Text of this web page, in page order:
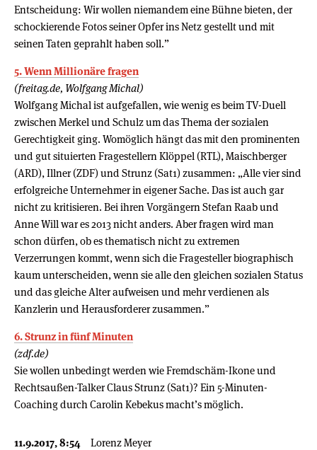
Entscheidung: Wir wollen niemandem eine Bühne bieten, der
schockierende Fotos seiner Opfer ins Netz gestellt und mit
seinen Taten geprahlt haben soll.”
5. Wenn Millionäre fragen
(freitag.de, Wolfgang Michal)
Wolfgang Michal ist aufgefallen, wie wenig es beim TV-Duell
zwischen Merkel und Schulz um das Thema der sozialen
Gerechtigkeit ging. Womöglich hängt das mit den prominenten
und gut situierten Fragestellern Klöppel (RTL), Maischberger
(ARD), Illner (ZDF) und Strunz (Sat1) zusammen: „Alle vier sind
erfolgreiche Unternehmer in eigener Sache. Das ist auch gar
nicht zu kritisieren. Bei ihren Vorgängern Stefan Raab und
Anne Will war es 2013 nicht anders. Aber fragen wird man
schon dürfen, ob es thematisch nicht zu extremen
Verzerrungen kommt, wenn sich die Fragesteller biographisch
kaum unterscheiden, wenn sie alle den gleichen sozialen Status
und das gleiche Alter aufweisen und mehr verdienen als
Kanzlerin und Herausforderer zusammen.”
6. Strunz in fünf Minuten
(zdf.de)
Sie wollen unbedingt werden wie Fremdschäm-Ikone und
Rechtsaußen-Talker Claus Strunz (Sat1)? Ein 5-Minuten-
Coaching durch Carolin Kebekus macht’s möglich.
11.9.2017, 8:54 Lorenz Meyer